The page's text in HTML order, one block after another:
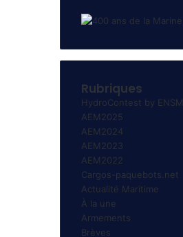
Rubriques
HydroContest by ENSM
AEM2025
AEM2024
AEM2023
AEM2022
Cargos-paquebots.net
Actualité Maritime
À la une
Armements
Brèves